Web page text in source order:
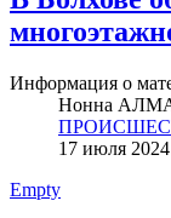
Информация о
Нонна
17 июля 2024
Empty